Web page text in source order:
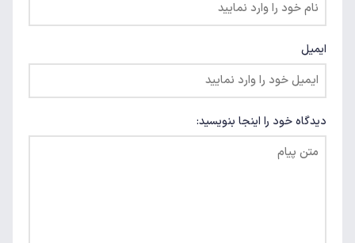
ایمیل
دیدگاه خود را اینجا بنویسید: